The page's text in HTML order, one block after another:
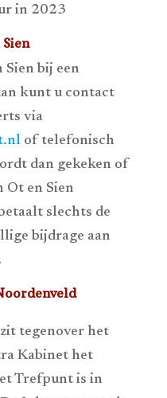
in 2023
Sien bij een
kunt u contact
via
of telefonisch
dan gekeken of
Ot en Sien
slechts de
bijdrage aan
tegenover het
Kabinet het
Trefpunt is in